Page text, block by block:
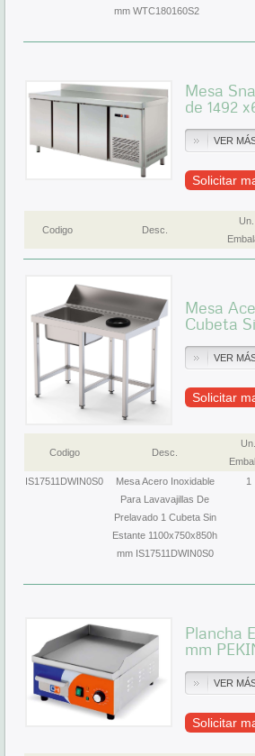
mm WTC180160S2
Mesa
de 1492
VER
Solicitar
Codigo Desc.
Un.
Mesa
Cubeta
VER
Solicitar
Codigo Desc.
Un.
IS17511DWIN0S0
Mesa Acero Inoxidable
Para Lavavajillas De
Prelavado 1 Cubeta Sin
Estante 1100x750x850h
mm IS17511DWIN0S0
1
Plancha
mm
VER
Solicitar